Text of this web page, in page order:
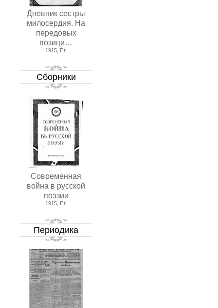
Дневник сестры
милосердия. На
передовых
позици…
1915, Пг.
Сборники
Современная
война в русской
поэзии
1915, Пг.
Периодика